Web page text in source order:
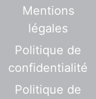
Mentions
légales
Politique de
confidentialité
Politique de